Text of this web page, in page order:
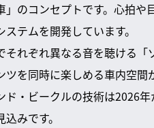
のコンセプトです。心拍
テムを開発しています。
れぞれ異なる音を聴ける
を同時に楽しめる車内空間
ド・ビークルの技術は2026
みです。